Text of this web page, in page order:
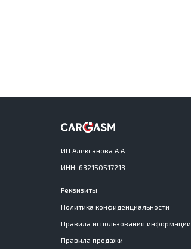
ИП Алексанова А.А.
ИНН: 632150517213
Реквизиты
Политика конфиденциальности
Правила использования информации
Правила продажи